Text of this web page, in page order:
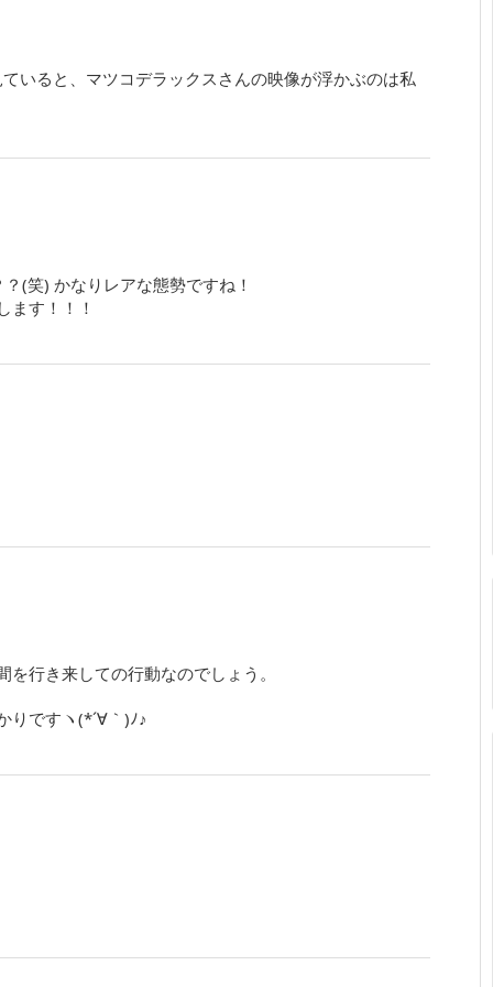
いると、マツコデラックスさんの映像が浮かぶのは私
(笑) かなりレアな態勢ですね！
ます！！！
行き来しての行動なのでしょう。
りですヽ(*´∀｀)ﾉ♪